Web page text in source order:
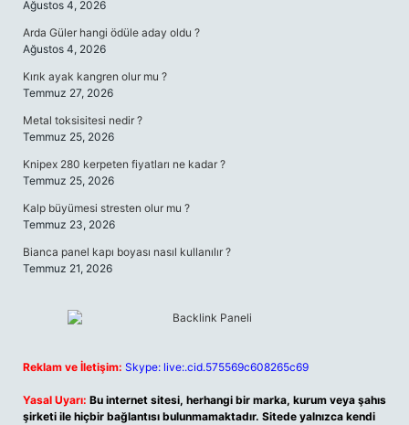
Ağustos 4, 2026
Arda Güler hangi ödüle aday oldu ?
Ağustos 4, 2026
Kırık ayak kangren olur mu ?
Temmuz 27, 2026
Metal toksisitesi nedir ?
Temmuz 25, 2026
Knipex 280 kerpeten fiyatları ne kadar ?
Temmuz 25, 2026
Kalp büyümesi stresten olur mu ?
Temmuz 23, 2026
Bianca panel kapı boyası nasıl kullanılır ?
Temmuz 21, 2026
Reklam ve İletişim: Skype: live:.cid.575569c608265c69
Yasal Uyarı: Bu internet sitesi, herhangi bir marka, kurum veya şahıs
şirketi ile hiçbir bağlantısı bulunmamaktadır. Sitede yalnızca kendi